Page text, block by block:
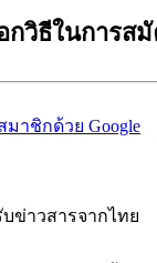
กวิธีในการส
าชิกด้วย Google
ข่าวสารจากไทย